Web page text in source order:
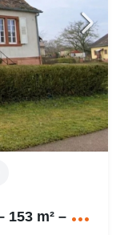
M
aison de caractère – 6 pièces – 153 m² – Parcelle ~ 600 m²